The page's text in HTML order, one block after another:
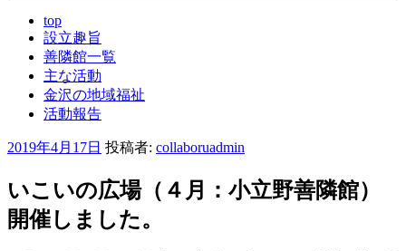
top
設立趣旨
善隣館一覧
主な活動
金沢の地域福祉
活動報告
投
日:
2019年4月17日 投稿者: collaboruadmin
いこいの広場（４月：小立野善隣館）
開催しました。